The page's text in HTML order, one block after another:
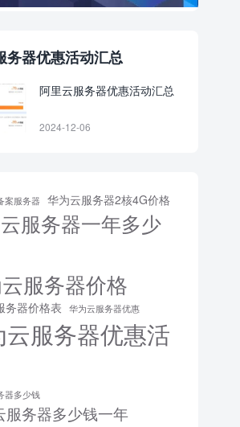
务器优惠活动汇总
阿里云服务器优惠活动汇总
2024-12-06
案服务器 华为云服务器2核4G价格
服务器一年多少
服务器价格
务器价格表 华为云服务器优惠
服务器优惠活
器多少钱
服务器多少钱一年